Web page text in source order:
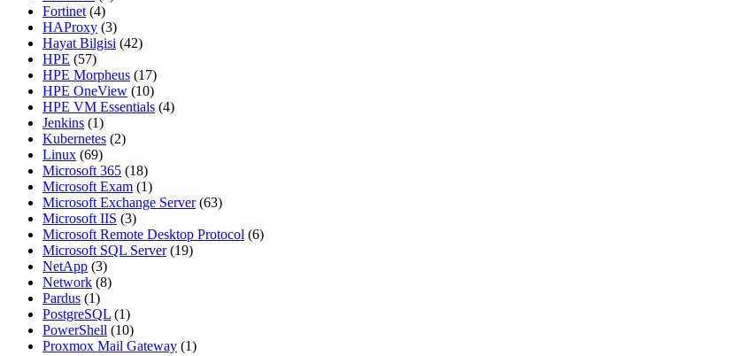
Fortinet (4)
HAProxy (3)
Hayat Bilgisi (42)
HPE (57)
HPE Morpheus (17)
HPE OneView (10)
HPE VM Essentials (4)
Jenkins (1)
Kubernetes (2)
Linux (69)
Microsoft 365 (18)
Microsoft Exam (1)
Microsoft Exchange Server(63)
Microsoft IIS (3)
Microsoft Remote Desktop Protocol (6)
Microsoft SQL Server(19)
NetApp (3)
Network (8)
Pardus (1)
PostgreSQL (1)
PowerShell (10)
Proxmox Mail Gateway (1)